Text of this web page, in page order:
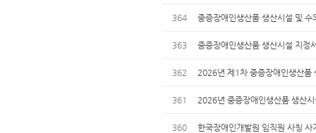
364 중증장애인생산품 생산시설 및
363 중증장애인생산품 생산시설 지정
362 2026년 제1차 중증장애인생산품
361 2026년 중증장애인생산품 생산
360 한국장애인개발원 임직원 사칭 사